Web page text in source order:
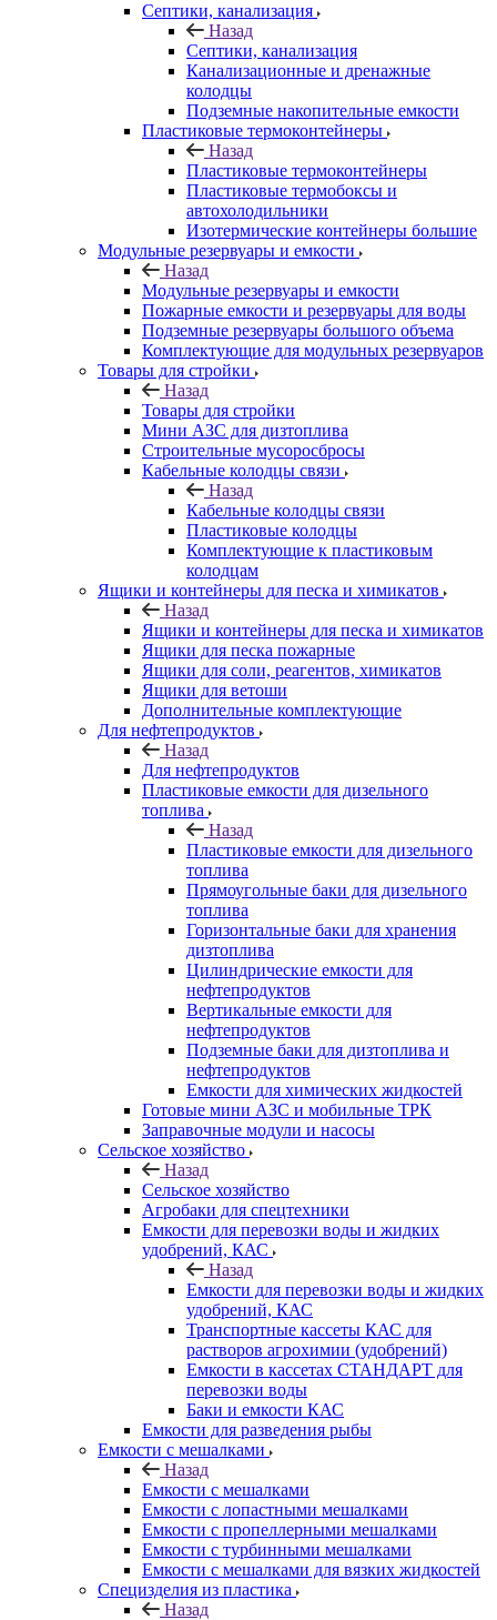
Септики, канализация
Назад
Септики, канализация
Канализационные и дренажные
колодцы
Подземные накопительные емкости
Пластиковые термоконтейнеры
Назад
Пластиковые термоконтейнеры
Пластиковые термобоксы и
автохолодильники
Изотермические контейнеры большие
Модульные резервуары и емкости
Назад
Модульные резервуары и емкости
Пожарные емкости и резервуары для воды
Подземные резервуары большого объема
Комплектующие для модульных резервуаров
Товары для стройки
Назад
Товары для стройки
Мини АЗС для дизтоплива
Строительные мусоросбросы
Кабельные колодцы связи
Назад
Кабельные колодцы связи
Пластиковые колодцы
Комплектующие к пластиковым
колодцам
Ящики и контейнеры для песка и химикатов
Назад
Ящики и контейнеры для песка и химикатов
Ящики для песка пожарные
Ящики для соли, реагентов, химикатов
Ящики для ветоши
Дополнительные комплектующие
Для нефтепродуктов
Назад
Для нефтепродуктов
Пластиковые емкости для дизельного
топлива
Назад
Пластиковые емкости для дизельного
топлива
Прямоугольные баки для дизельного
топлива
Горизонтальные баки для хранения
дизтоплива
Цилиндрические емкости для
нефтепродуктов
Вертикальные емкости для
нефтепродуктов
Подземные баки для дизтоплива и
нефтепродуктов
Емкости для химических жидкостей
Готовые мини АЗС и мобильные ТРК
Заправочные модули и насосы
Сельское хозяйство
Назад
Сельское хозяйство
Агробаки для спецтехники
Емкости для перевозки воды и жидких
удобрений, КАС
Назад
Емкости для перевозки воды и жидких
удобрений, КАС
Транспортные кассеты КАС для
растворов агрохимии (удобрений)
Емкости в кассетах СТАНДАРТ для
перевозки воды
Баки и емкости КАС
Емкости для разведения рыбы
Емкости с мешалками
Назад
Емкости с мешалками
Емкости с лопастными мешалками
Емкости с пропеллерными мешалками
Емкости с турбинными мешалками
Емкости с мешалками для вязких жидкостей
Специзделия из пластика
Назад